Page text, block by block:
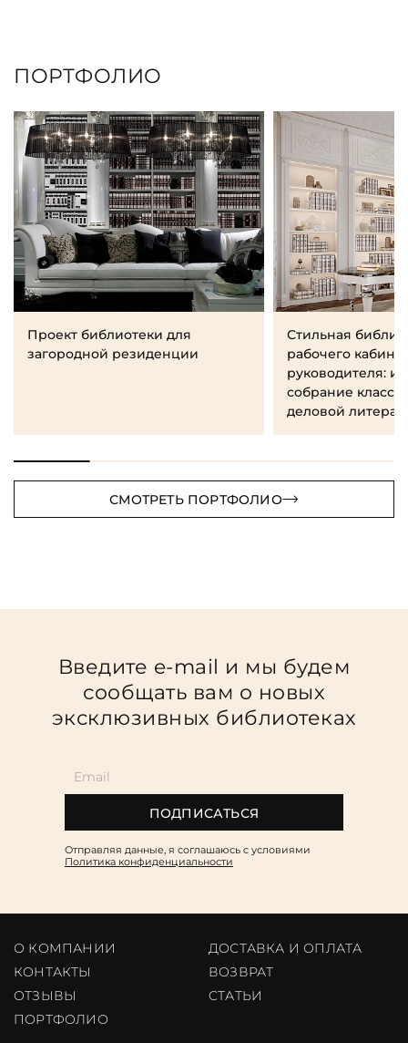
ПОРТФОЛИО
Проект библиотеки для
загородной резиденции
Стильная
рабочего
руководителя:
собрание
деловой
СМОТРЕТЬ ПОРТФОЛИО
Введите e-mail и мы будем
сообщать вам о новых
эксклюзивных библиотеках
ПОДПИСАТЬСЯ
Отправляя данные, я соглашаюсь c условиями
Политика конфиденциальности
О КОМПАНИИ
ДОСТАВКА И ОПЛАТА
КОНТАКТЫ
ВОЗВРАТ
ОТЗЫВЫ
CТАТЬИ
ПОРТФОЛИО